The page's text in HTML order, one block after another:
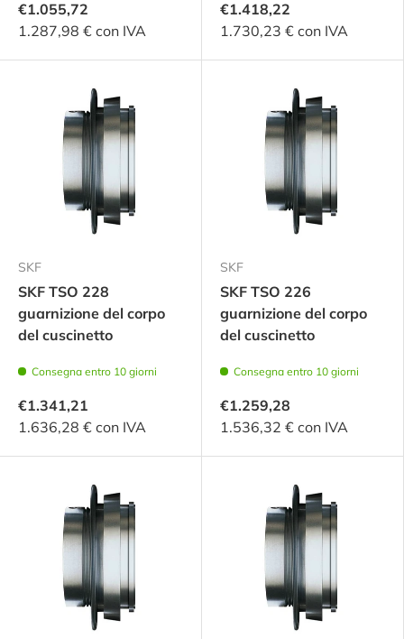
€1.055,72
1.287,98 € con IVA
€1.418,22
1.730,23 € con IVA
SKF
SKF TSO 228
guarnizione del corpo
del cuscinetto
Consegna entro 10 giorni
€1.341,21
1.636,28 € con IVA
SKF
SKF TSO 226
guarnizione del corpo
del cuscinetto
Consegna entro 10 giorni
€1.259,28
1.536,32 € con IVA